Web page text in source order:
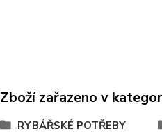
Zboží zařazeno v
RYBÁŘSKÉ POTŘEBY